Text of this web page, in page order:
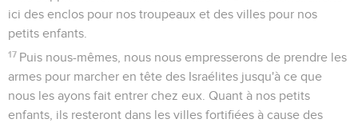
que Sibma, et ils donnèrent des noms aux villes qu'ils
construisirent.
39 Les descendants de Makir, fils de Manassé, attaquèrent
Galaad et s'en emparèrent. Ils chassèrent les Amoréens qui
s’y trouvaient.
40 Moïse donna Galaad à Makir, fils de Manassé, qui s'y